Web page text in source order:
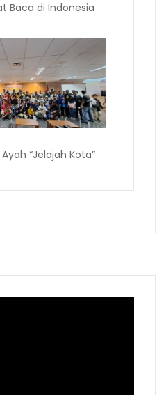
Baca di Indonesia
“Jelajah Kota”